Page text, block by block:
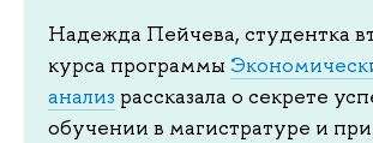
Надежда Пейчева, студентка
курса программы
анализ рассказала о секрете
обучении в магистратуре и